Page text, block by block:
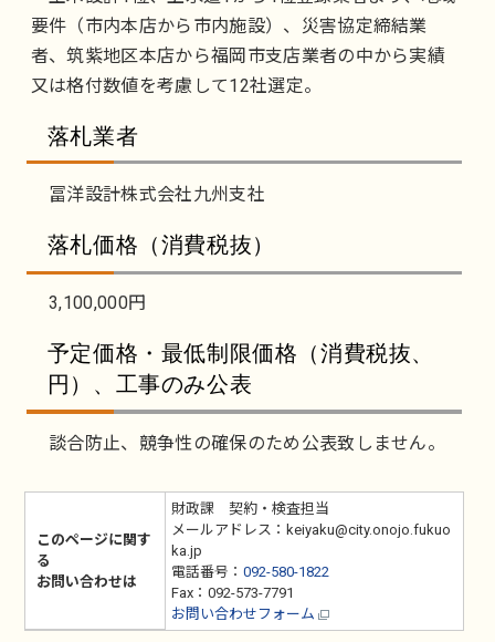
要件（市内本店から市内施設）、災害協定締結業
者、筑紫地区本店から福岡市支店業者の中から実績
又は格付数値を考慮して12社選定。
落札業者
冨洋設計株式会社九州支社
落札価格（消費税抜）
3,100,000円
予定価格・最低制限価格（消費税抜、
円）、工事のみ公表
談合防止、競争性の確保のため公表致しません。
このページに関す
る
お問い合わせは
財政課 契約・検査担当
メールアドレス：keiyaku@city.onojo.fukuo
ka.jp
電話番号： 092-580-1822
Fax：092-573-7791
お問い合わせフォーム